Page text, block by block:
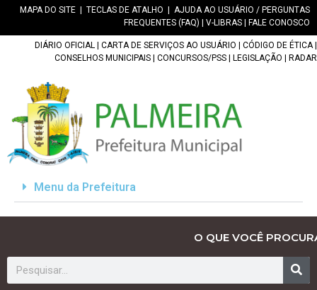
MAPA DO SITE TECLAS DE ATALHO
AJUDA AO USUÁRIO / PERGUNTAS
FREQUENTES (FAQ)
V-LIBRAS FALE CONOSCO
DIÁRIO OFICIAL CARTA DE SERVIÇOS AO USUÁRIO CÓDIGO DE ÉTICA|
CONSELHOS MUNICIPAIS
CONCURSOS/PSS LEGISLAÇÃO RADAR
Menu da Prefeitura
O QUE VOCÊ